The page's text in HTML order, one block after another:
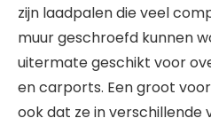
zijn laadpalen die veel
muur geschroefd kunnen
uitermate geschikt voor
en carports. Een groot
ook dat ze in verschillende